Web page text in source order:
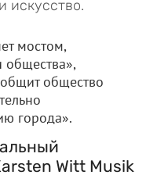
искусство.
мостом,
общество
города».
Witt Musik